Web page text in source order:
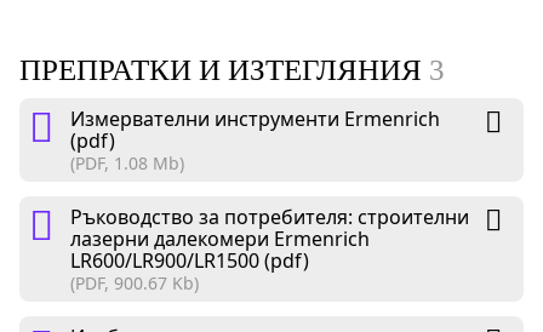
ПРЕПРАТКИ И ИЗТЕГЛЯНИЯ 3
Измервателни инструменти Ermenrich
(pdf)
(PDF, 1.08 Mb)
Ръководство за потребителя: строителни
лазерни далекомери Ermenrich
LR600/LR900/LR1500 (pdf)
(PDF, 900.67 Kb)